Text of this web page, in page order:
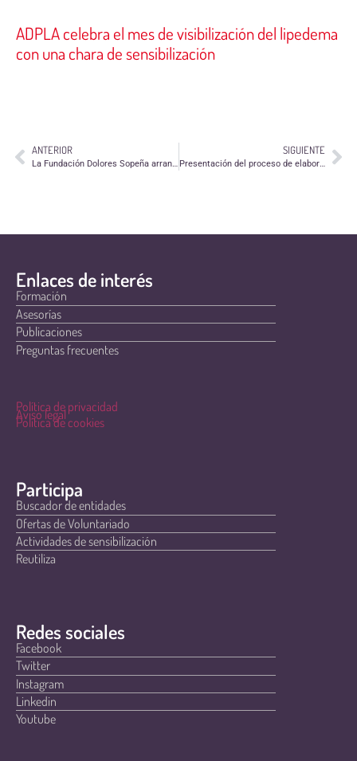
ADPLA celebra el mes de visibilización del lipedema
con una chara de sensibilización
ANTERIOR
La Fundación Dolores Sopeña arranca un nuevo certificado de profesionalidad
SIGUIENTE
Presentación del proceso de elaboración del Plan Municipal para una Ciudadanía Diversa e Intercultural
Enlaces de interés
Formación
Asesorías
Publicaciones
Preguntas frecuentes
Política de privacidad
Aviso legal
Política de cookies
Participa
Buscador de entidades
Ofertas de Voluntariado
Actividades de sensibilización
Reutiliza
Redes sociales
Facebook
Twitter
Instagram
Linkedin
Youtube